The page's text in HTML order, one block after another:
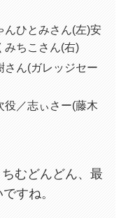
んひとみさん(左)安
みちこさん(右)
さん(ガレッジセー
役／志ぃさー(藤木
むどんどん、最
すね。